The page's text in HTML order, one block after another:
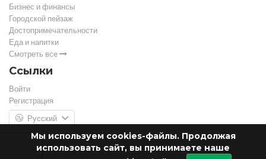
Мы используем cookies-файлы. Продолжая
использовать сайт, вы принимаете наше
Бизнес и финансы
Городской пейзаж
Достопримечательности
Еда и напитки
Смотреть все
Ссылки
Войти
Регистрация
Русский